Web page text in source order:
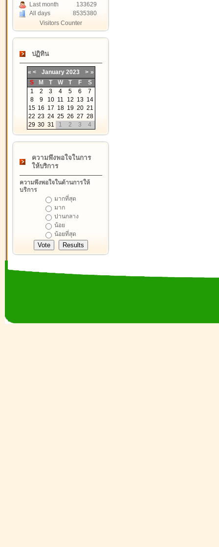
Last month
133629
All days
8535380
Visitors Counter
ปฏิทิน
« < January 2023 > »
S
M T W T F
S
1
2 3 4 5 6
7
8
9 10 11 12 13 14
15 16 17 18 19 20 21
22 23 24 25 26 27 28
29 30 31 1 2 3 4
ความพึงพอใจในการ
ให้บริการ
ความพึงพอใจในด้านการให้
บริการ
มากที่สุด
มาก
ปานกลาง
น้อย
น้อยที่สุด